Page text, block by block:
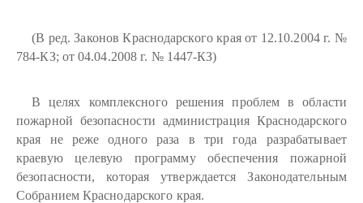
(В ред. Законов Краснодарского края от 12.10.2004 г. №
784-КЗ; от 04.04.2008 г. № 1447-КЗ)
В целях комплексного решения проблем в области
пожарной безопасности администрация Краснодарского
края не реже одного раза в три года разрабатывает
краевую целевую программу обеспечения пожарной
безопасности, которая утверждается Законодательным
Собранием Краснодарского края.